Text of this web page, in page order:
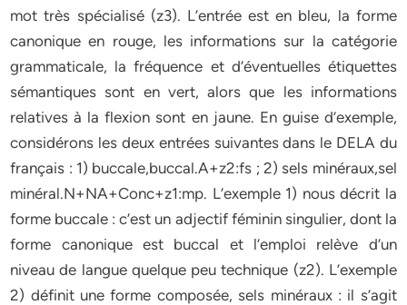
mot très spécialisé (z3). L’entrée est en bleu, la forme
canonique en rouge, les informations sur la catégorie
grammaticale, la fréquence et d’éventuelles étiquettes
sémantiques sont en vert, alors que les informations
relatives à la flexion sont en jaune. En guise d’exemple,
considérons les deux entrées suivantes dans le DELA du
français : 1) buccale,buccal.A+z2:fs ; 2) sels minéraux,sel
minéral.N+NA+Conc+z1:mp. L’exemple 1) nous décrit la
forme buccale : c’est un adjectif féminin singulier, dont la
forme canonique est buccal et l’emploi relève d’un
niveau de langue quelque peu technique (z2). L’exemple
2) définit une forme composée, sels minéraux : il s’agit